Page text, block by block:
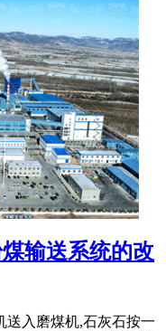
输送系统的改
送入磨煤机,石灰石按一